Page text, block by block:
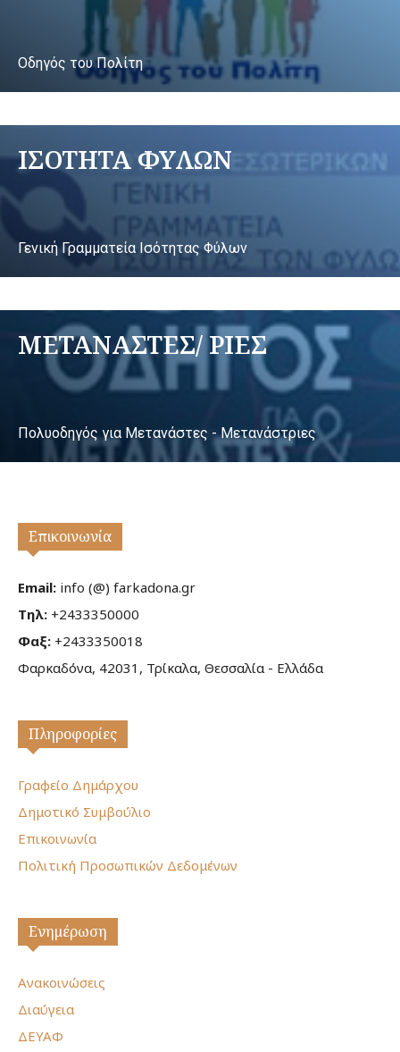
Οδηγός του Πολίτη
ΙΣΟΤΗΤΑ ΦΥΛΩΝ
Γενική Γραμματεία Ισότητας Φύλων
ΜΕΤΑΝΑΣΤΕΣ/ ΡΙΕΣ
Πολυοδηγός για Μετανάστες - Μετανάστριες
Επικοινωνία
Email: info (@) farkadona.gr
Τηλ: +2433350000
Φαξ: +2433350018
Φαρκαδόνα, 42031, Τρίκαλα, Θεσσαλία - Ελλάδα
Πληροφορίες
Γραφείο Δημάρχου
Δημοτικό Συμβούλιο
Επικοινωνία
Πολιτική Προσωπικών Δεδομένων
Ενημέρωση
Ανακοινώσεις
Διαύγεια
ΔΕΥΑΦ